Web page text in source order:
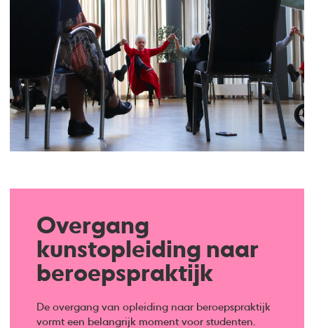
Overgang
kunstopleiding naar
beroepspraktijk
De overgang van opleiding naar beroepspraktijk
vormt een belangrijk moment voor studenten.